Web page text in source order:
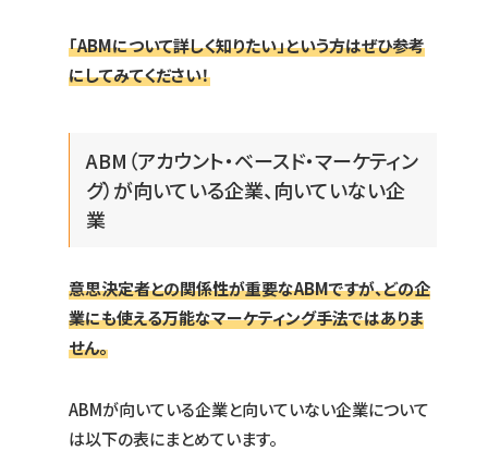
「ABMについて詳しく知りたい」という方はぜひ参考
にしてみてください！
ABM（アカウント・ベースド・マーケティン
グ）が向いている企業、向いていない企
業
意思決定者との関係性が重要なABMですが、どの企
業にも使える万能なマーケティング手法ではありま
せん。
ABMが向いている企業と向いていない企業について
は以下の表にまとめています。